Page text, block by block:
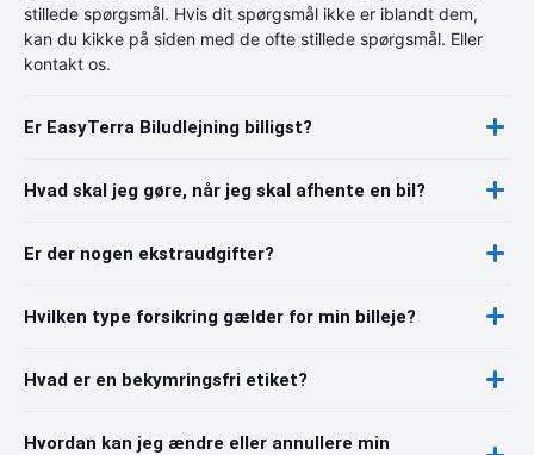
stillede spørgsmål. Hvis dit spørgsmål ikke er iblandt dem,
kan du kikke på siden med de ofte stillede spørgsmål. Eller
kontakt os.
Er EasyTerra Biludlejning billigst?
Hvad skal jeg gøre, når jeg skal afhente en bil?
Er der nogen ekstraudgifter?
Hvilken type forsikring gælder for min billeje?
Hvad er en bekymringsfri etiket?
Hvordan kan jeg ændre eller annullere min